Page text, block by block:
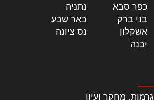
כפר סבא נתניה
בני ברק באר שבע
אשקלון נס ציונה
יבנה
מחקר ועיון